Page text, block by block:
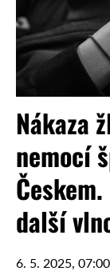
Nákaza
nemocí
další
6. 5. 2025, 07:00